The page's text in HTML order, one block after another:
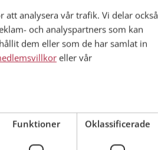
att analysera vår trafik. Vi delar också
och analyspartners som kan
dem eller som de har samlat in
eller vår
Funktioner Oklassificerade